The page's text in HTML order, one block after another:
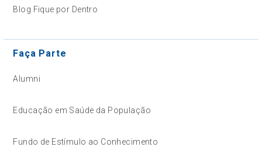
Blog Fique por Dentro
Faça Parte
Alumni
Educação em Saúde da População
Fundo de Estímulo ao Conhecimento